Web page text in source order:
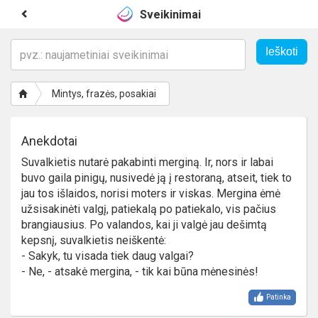
Sveikinimai
Mintys, frazės, posakiai
Anekdotai
Suvalkietis nutarė pakabinti merginą. Ir, nors ir labai
buvo gaila pinigų, nusivedė ją į restoraną, atseit, tiek to
jau tos išlaidos, norisi moters ir viskas. Mergina ėmė
užsisakinėti valgį, patiekalą po patiekalo, vis pačius
brangiausius. Po valandos, kai ji valgė jau dešimtą
kepsnį, suvalkietis neiškentė:
- Sakyk, tu visada tiek daug valgai?
- Ne, - atsakė mergina, - tik kai būna mėnesinės!
Patinka